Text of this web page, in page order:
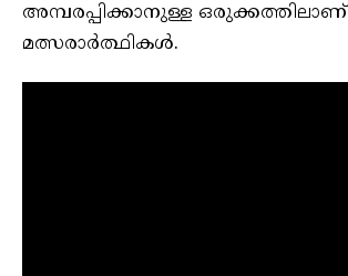
അമ്പരപ്പിക്കാനുള്ള ഒരുക്കത്തിലാണ്
മത്സരാർത്ഥികൾ.